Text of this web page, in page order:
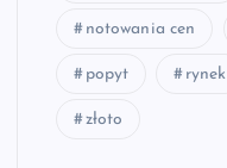
notowania cen
popyt rynek
złoto